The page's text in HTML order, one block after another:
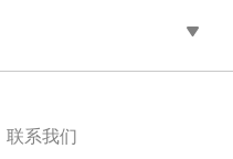
联系我们